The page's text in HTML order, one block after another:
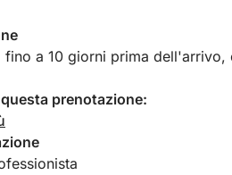
a 10 giorni prima
prenotazione: